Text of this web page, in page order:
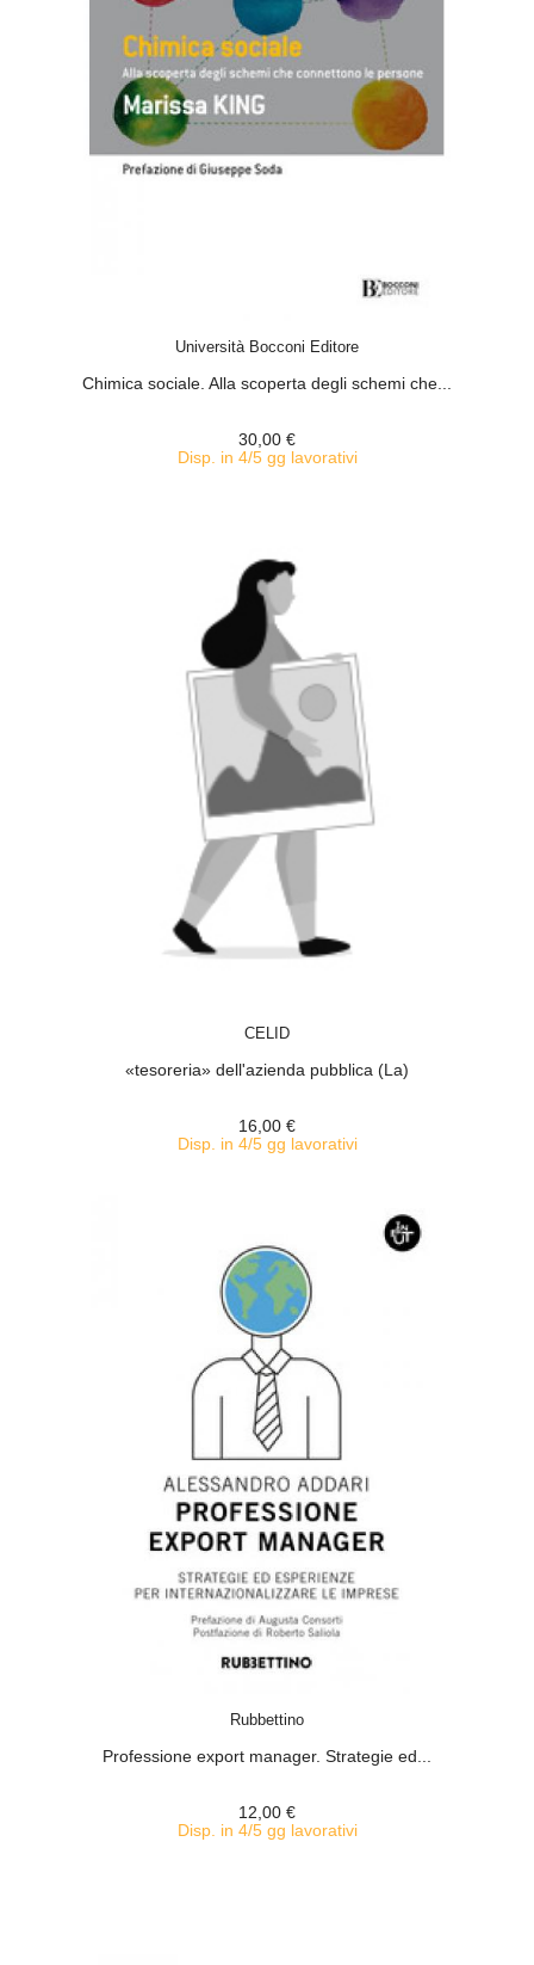
Università Bocconi Editore
Chimica sociale. Alla scoperta degli schemi che...
30,00 €
Disp. in 4/5 gg lavorativi
CELID
«tesoreria» dell'azienda pubblica (La)
16,00 €
Disp. in 4/5 gg lavorativi
Rubbettino
Professione export manager. Strategie ed...
12,00 €
Disp. in 4/5 gg lavorativi